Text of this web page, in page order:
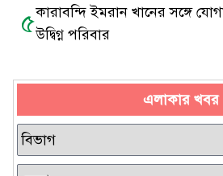
৫কারাবন্দি ইমরান খানের সঙ্গে
উদ্বিগ্ন পরিবার
এলাকার খবর